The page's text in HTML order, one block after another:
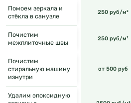
Помоем зеркала и
стёкла в санузле
250 руб/м²
Почистим
межплиточные швы
250 руб/м²
Почистим
стиральную машину
изнутри
от 500 руб
Удалим эпоксидную